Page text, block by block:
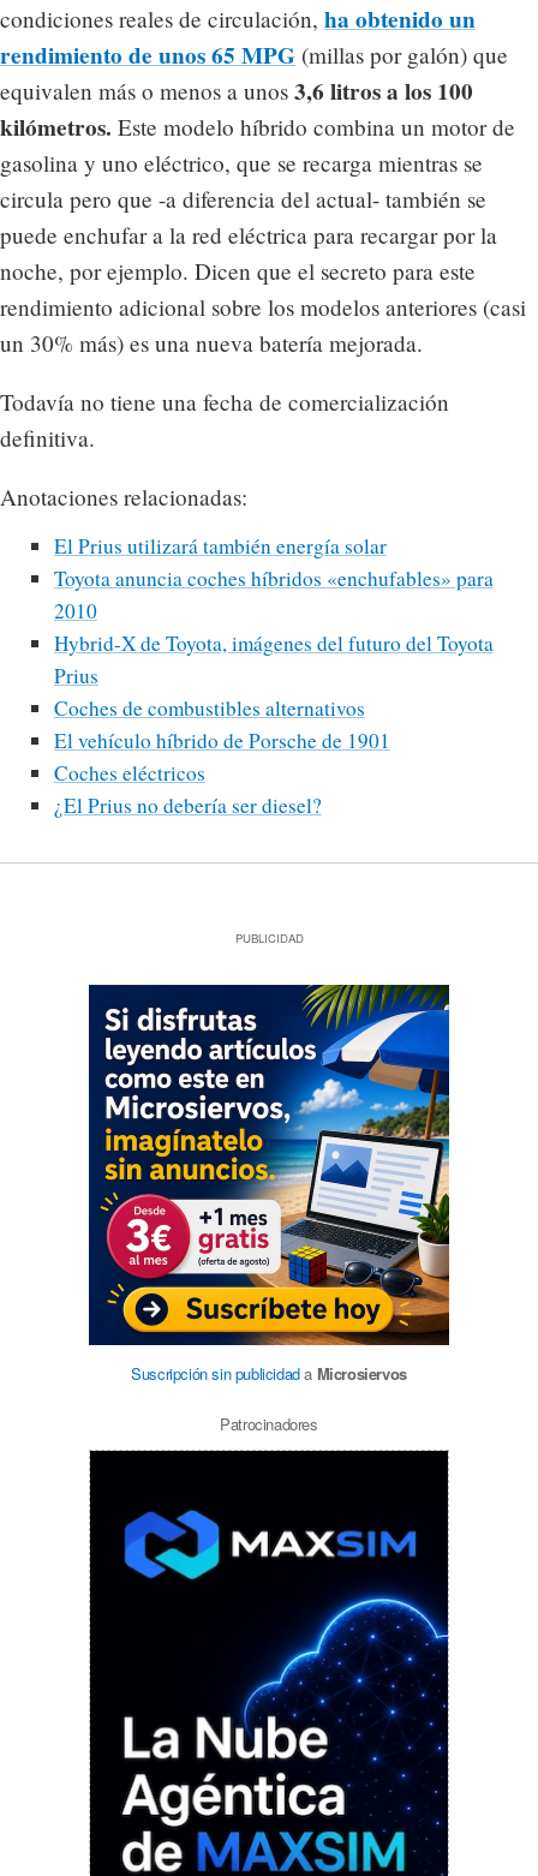
condiciones reales de circulación, ha obtenido un
rendimiento de unos 65 MPG (millas por galón) que
equivalen más o menos a unos 3,6 litros a los 100
kilómetros. Este modelo híbrido combina un motor de
gasolina y uno eléctrico, que se recarga mientras se
circula pero que -a diferencia del actual- también se
puede enchufar a la red eléctrica para recargar por la
noche, por ejemplo. Dicen que el secreto para este
rendimiento adicional sobre los modelos anteriores (casi
un 30% más) es una nueva batería mejorada.
Todavía no tiene una fecha de comercialización
definitiva.
Anotaciones relacionadas:
El Prius utilizará también energía solar
Toyota anuncia coches híbridos «enchufables» para
2010
Hybrid-X de Toyota, imágenes del futuro del Toyota
Prius
Coches de combustibles alternativos
El vehículo híbrido de Porsche de 1901
Coches eléctricos
¿El Prius no debería ser diesel?
PUBLICIDAD
Suscripción sin publicidada Microsiervos
Patrocinadores